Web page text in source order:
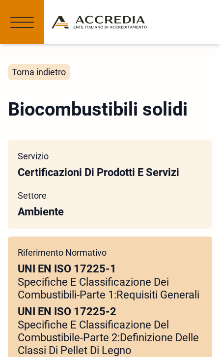
Torna indietro
Biocombustibili solidi
Servizio
Certificazioni Di Prodotti E Servizi
Settore
Ambiente
Riferimento Normativo
UNI EN ISO 17225-1
Specifiche E Classificazione Dei
Combustibili-Parte 1:Requisiti Generali
UNI EN ISO 17225-2
Specifiche E Classificazione Del
Combustibile-Parte 2:Definizione Delle
Classi Di Pellet Di Legno